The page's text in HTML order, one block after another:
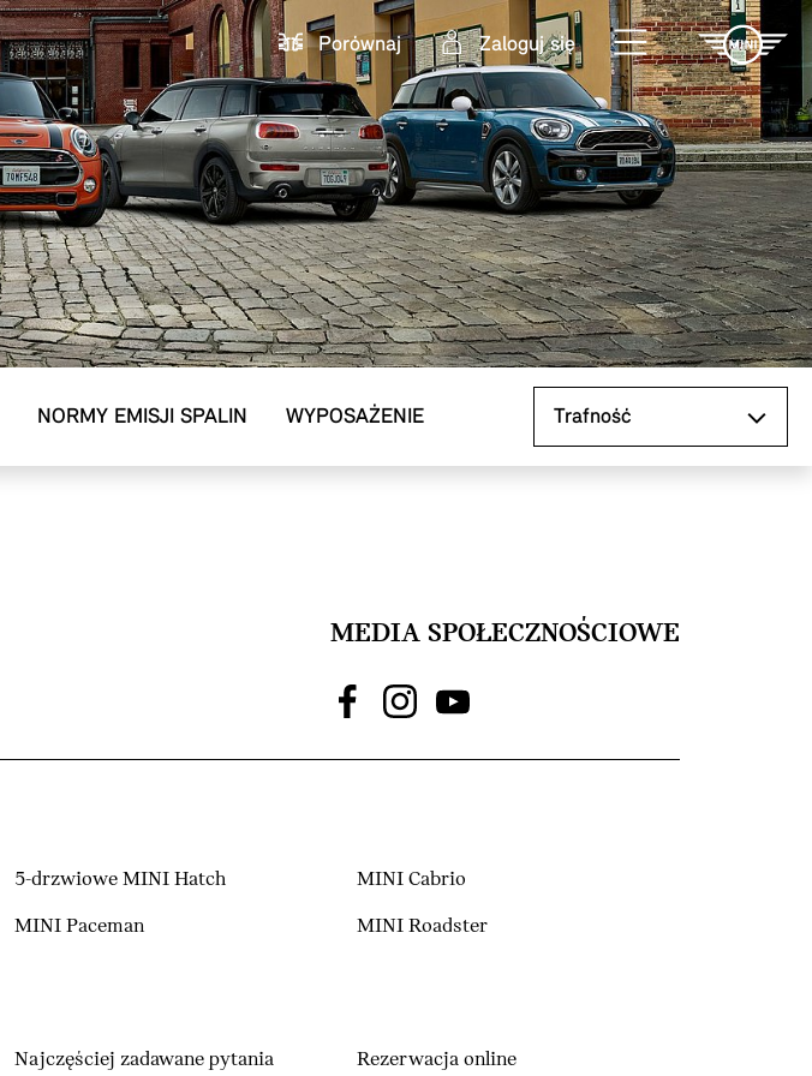
Porównaj
Zaloguj się
NORMY EMISJI SPALIN WYPOSAŻENIE
MEDIA SPOŁECZNOŚCIOWE
5-drzwiowe MINI Hatch MINI Cabrio
MINI Paceman MINI Roadster
Najczęściej zadawane pytania Rezerwacja online